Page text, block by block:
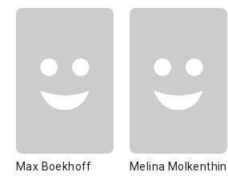
Max Boekhoff Melina Molkenthin